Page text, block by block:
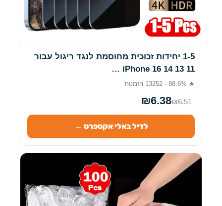
1-5 יחידות זכוכית מחוסמת לנגד ריגול עבור
iPhone 16 14 13 11 …
★ 88.6% · 13252 הזמנות
₪6.38₪6.51
לדיל באלי אקספרס ←